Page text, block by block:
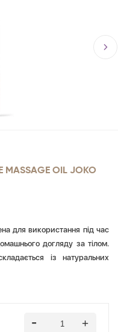
OIL JOKO
для використання під час
догляду за тілом.
із натуральних
ефект, прискорює